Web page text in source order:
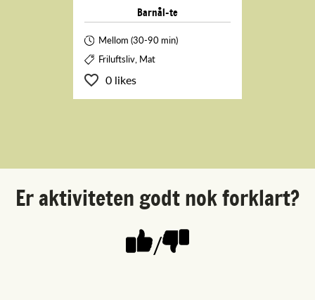
Barnål-te
Mellom (30-90 min)
Friluftsliv, Mat
0 likes
Er aktiviteten godt nok forklart?
/